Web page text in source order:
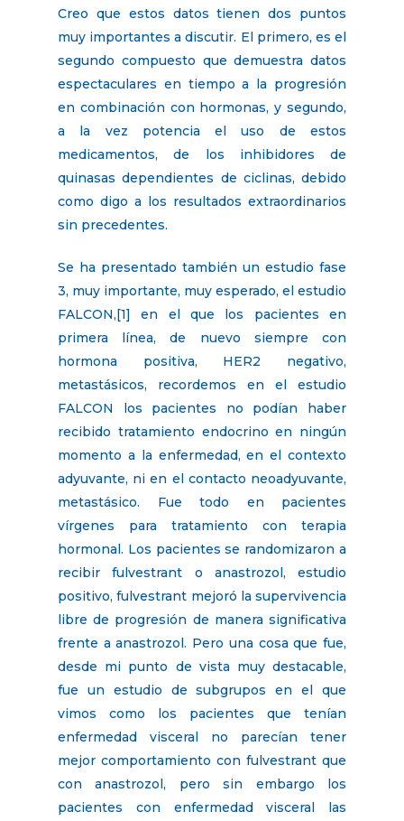
Creo que estos datos tienen dos puntos
muy importantes a discutir. El primero, es el
segundo compuesto que demuestra datos
espectaculares en tiempo a la progresión
en combinación con hormonas, y segundo,
a la vez potencia el uso de estos
medicamentos, de los inhibidores de
quinasas dependientes de ciclinas, debido
como digo a los resultados extraordinarios
sin precedentes.
Se ha presentado también un estudio fase
3, muy importante, muy esperado, el estudio
FALCON,[1] en el que los pacientes en
primera línea, de nuevo siempre con
hormona positiva, HER2 negativo,
metastásicos, recordemos en el estudio
FALCON los pacientes no podían haber
recibido tratamiento endocrino en ningún
momento a la enfermedad, en el contexto
adyuvante, ni en el contacto neoadyuvante,
metastásico. Fue todo en pacientes
vírgenes para tratamiento con terapia
hormonal. Los pacientes se randomizaron a
recibir fulvestrant o anastrozol, estudio
positivo, fulvestrant mejoró la supervivencia
libre de progresión de manera significativa
frente a anastrozol. Pero una cosa que fue,
desde mi punto de vista muy destacable,
fue un estudio de subgrupos en el que
vimos como los pacientes que tenían
enfermedad visceral no parecían tener
mejor comportamiento con fulvestrant que
con anastrozol, pero sin embargo los
pacientes con enfermedad visceral las